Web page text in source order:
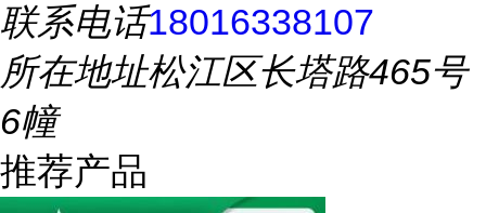
联系电话18016338107
所在地址松江区长塔路465号
6幢
推荐产品